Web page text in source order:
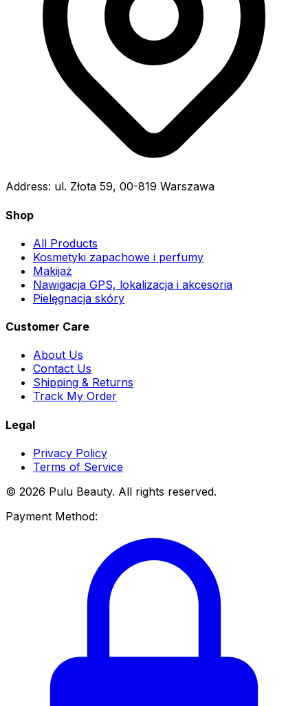
Address: ul. Złota 59, 00-819 Warszawa
Shop
All Products
Kosmetyki zapachowe i perfumy
Makijaż
Nawigacja GPS, lokalizacja i akcesoria
Pielęgnacja skóry
Customer Care
About Us
Contact Us
Shipping & Returns
Track My Order
Legal
Privacy Policy
Terms of Service
© 2026 Pulu Beauty. All rights reserved.
Payment Method: